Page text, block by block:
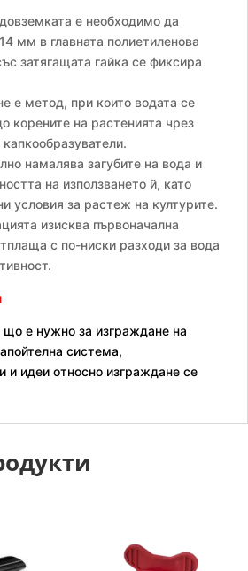
е необходимо да
мм в главната полиетиленова
затягащата гайка се фиксира
е метод, при които водата се
корените на растенията чрез
намалява загубите на вода и
на използването й, като
условия за растеж на културите.
изисква първоначална
с по-ниски разходи за вода
е нужно за изграждане на
система,
и идеи относно изграждане се